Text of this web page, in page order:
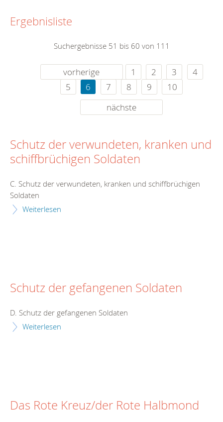
Ergebnisliste
Suchergebnisse 51 bis 60 von 111
vorherige 1 2 3
4
5
6 7 8 9
10
nächste
Schutz der verwundeten, kranken und
schiffbrüchigen Soldaten
C. Schutz der verwundeten, kranken und schiffbrüchigen
Soldaten
Weiterlesen
Schutz der gefangenen Soldaten
D. Schutz der gefangenen Soldaten
Weiterlesen
Das Rote Kreuz/der Rote Halbmond